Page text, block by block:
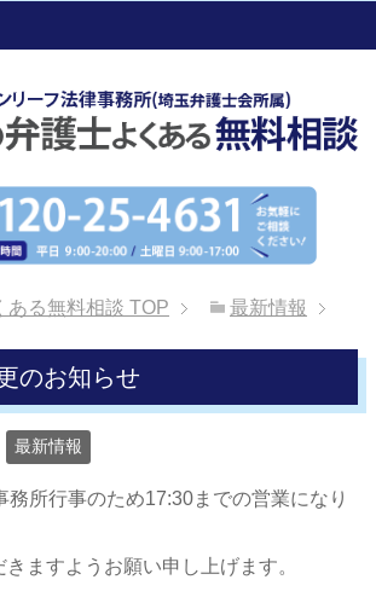
ある無料相談 TOP 最新情報
のお知らせ
最新情報
務所行事のため17:30までの営業になり
ますようお願い申し上げます。